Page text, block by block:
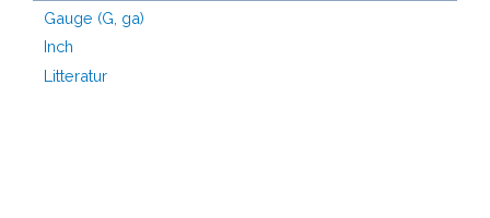
Gauge (G, ga)
Inch
Litteratur